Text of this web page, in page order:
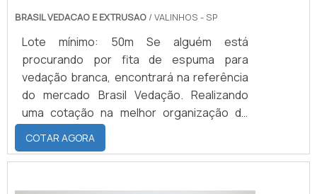
BRASIL VEDACAO E EXTRUSAO / VALINHOS - SP
Lote mínimo: 50m Se alguém está
procurando por fita de espuma para
vedação branca, encontrará na referência
do mercado Brasil Vedação. Realizando
uma cotação na melhor organização do
ramo e descobrindo a maior referência de
qualidade da área de atuação.Quando a
busca é por fita de espuma para vedação
COTAR AGORA